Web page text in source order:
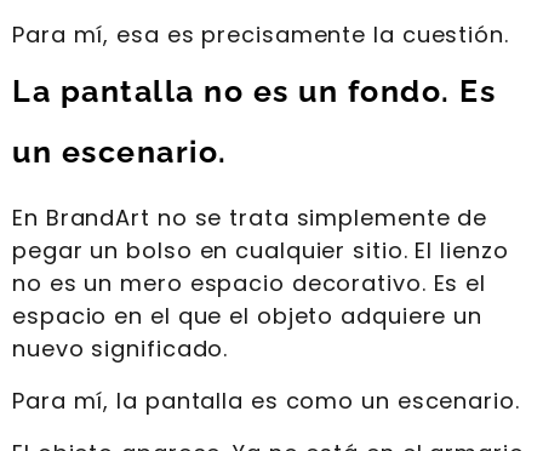
Para mí, esa es precisamente la cuestión.
La pantalla no es un fondo. Es
un escenario.
En BrandArt no se trata simplemente de
pegar un bolso en cualquier sitio. El lienzo
no es un mero espacio decorativo. Es el
espacio en el que el objeto adquiere un
nuevo significado.
Para mí, la pantalla es como un escenario.